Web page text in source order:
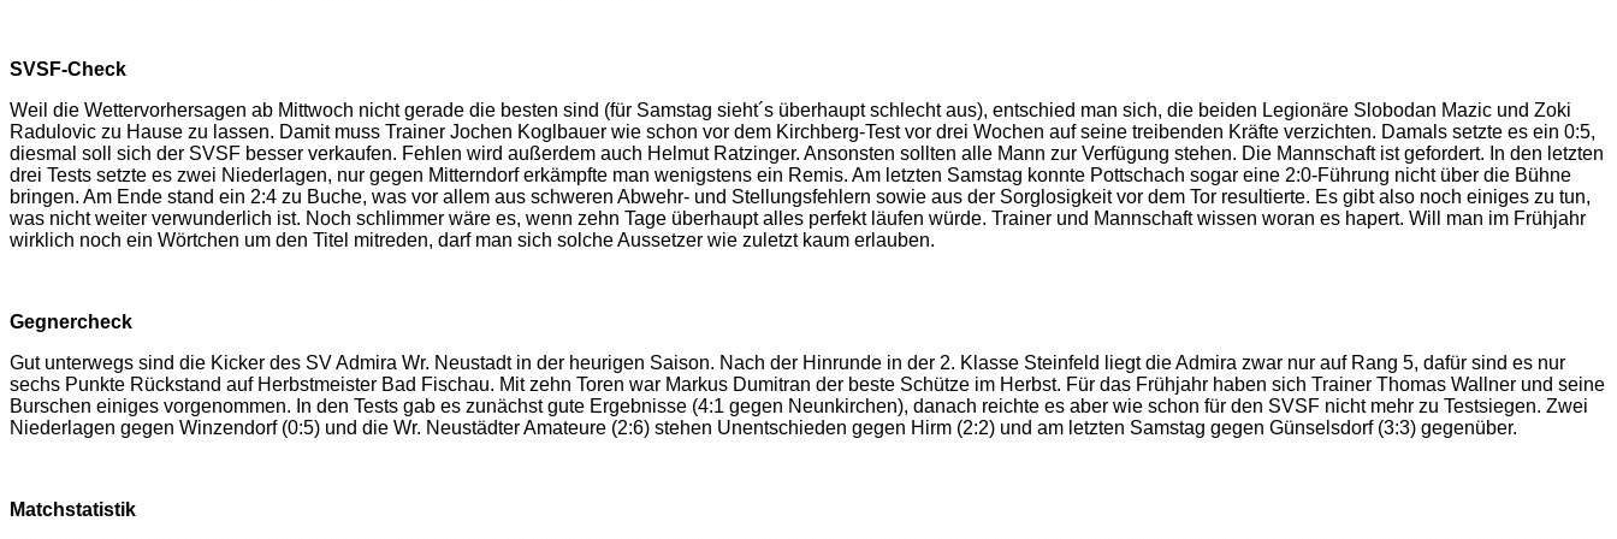
SVSF-Check
Weil die Wettervorhersagen ab Mittwoch nicht gerade die besten sind (für Samstag sieht´s überhaupt schlecht aus), entschied man sich, die beiden Legionäre Slobodan Mazic und Zoki
Radulovic zu Hause zu lassen. Damit muss Trainer Jochen Koglbauer wie schon vor dem Kirchberg-Test vor drei Wochen auf seine treibenden Kräfte verzichten. Damals setzte es ein 0:5,
diesmal soll sich der SVSF besser verkaufen. Fehlen wird außerdem auch Helmut Ratzinger. Ansonsten sollten alle Mann zur Verfügung stehen. Die Mannschaft ist gefordert. In den letzten
drei Tests setzte es zwei Niederlagen, nur gegen Mitterndorf erkämpfte man wenigstens ein Remis. Am letzten Samstag konnte Pottschach sogar eine 2:0-Führung nicht über die Bühne
bringen. Am Ende stand ein 2:4 zu Buche, was vor allem aus schweren Abwehr- und Stellungsfehlern sowie aus der Sorglosigkeit vor dem Tor resultierte. Es gibt also noch einiges zu tun,
was nicht weiter verwunderlich ist. Noch schlimmer wäre es, wenn zehn Tage überhaupt alles perfekt läufen würde. Trainer und Mannschaft wissen woran es hapert. Will man im Frühjahr
wirklich noch ein Wörtchen um den Titel mitreden, darf man sich solche Aussetzer wie zuletzt kaum erlauben.
Gegnercheck
Gut unterwegs sind die Kicker des SV Admira Wr. Neustadt in der heurigen Saison. Nach der Hinrunde in der 2. Klasse Steinfeld liegt die Admira zwar nur auf Rang 5, dafür sind es nur
sechs Punkte Rückstand auf Herbstmeister Bad Fischau. Mit zehn Toren war Markus Dumitran der beste Schütze im Herbst. Für das Frühjahr haben sich Trainer Thomas Wallner und seine
Burschen einiges vorgenommen. In den Tests gab es zunächst gute Ergebnisse (4:1 gegen Neunkirchen), danach reichte es aber wie schon für den SVSF nicht mehr zu Testsiegen. Zwei
Niederlagen gegen Winzendorf (0:5) und die Wr. Neustädter Amateure (2:6) stehen Unentschieden gegen Hirm (2:2) und am letzten Samstag gegen Günselsdorf (3:3) gegenüber.
Matchstatistik